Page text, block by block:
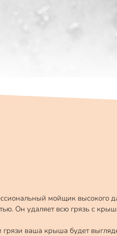
мойщик высокого
Он удаляет всю грязь с
грязи ваша крыша будет